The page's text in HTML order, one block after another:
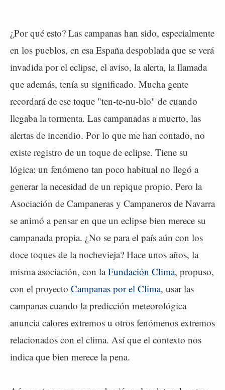
¿Por qué esto? Las campanas han sido, especialmente
en los pueblos, en esa España despoblada que se verá
invadida por el eclipse, el aviso, la alerta, la llamada
que además, tenía su significado. Mucha gente
recordará de ese toque "ten-te-nu-blo" de cuando
llegaba la tormenta. Las campanadas a muerto, las
alertas de incendio. Por lo que me han contado, no
existe registro de un toque de eclipse. Tiene su
lógica: un fenómeno tan poco habitual no llegó a
generar la necesidad de un repique propio. Pero la
Asociación de Campaneras y Campaneros de Navarra
se animó a pensar en que un eclipse bien merece su
campanada propia. ¿No se para el país aún con los
doce toques de la nochevieja? Hace unos años, la
misma asociación, con laFundación Clima, propuso,
con el proyecto Campanas por el Clima, usar las
campanas cuando la predicción meteorológica
anuncia calores extremos u otros fenómenos extremos
relacionados con el clima. Así que el contexto nos
indica que bien merece la pena.